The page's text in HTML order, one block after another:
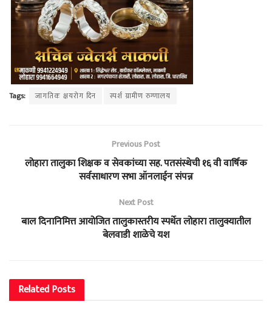
Tags: जागतिक क्षयरोग दिन स्पर्श ग्रामीण रुग्णालय
Previous Post
लोहारा तालुका शिक्षक व सेवकांच्या सह. पतसंस्थेची १६ वी वार्षिक
सर्वसाधारण सभा ऑनलाईन संपन्न
Next Post
बाल दिनानिमित्त आयोजित तालुकास्तरीय स्पर्धेत लोहारा तालुक्यातील
बेलवाडी शाळेचे यश
RelatedPosts